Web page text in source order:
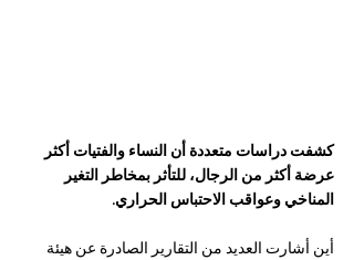
كشفت دراسات متعددة أن النساء والفتيات أكثر
عرضة أكثر من الرجال، للتأثر بمخاطر التغير
المناخي وعواقب الاحتباس الحراري.
أين أشارت العديد من التقارير الصادرة عن هيئة